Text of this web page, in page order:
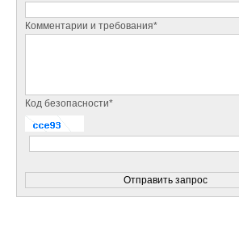
Комментарии и требования*
Код безопасности*